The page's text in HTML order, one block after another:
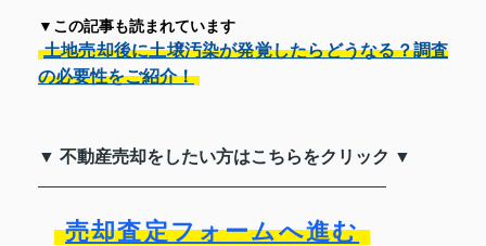
▼この記事も読まれています
土地売却後に土壌汚染が発覚したらどうなる？調査
の必要性をご紹介！
▼ 不動産売却をしたい方はこちらをクリック ▼
売却査定フォームへ進む